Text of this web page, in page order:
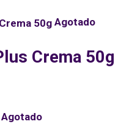
Agotado
Crema 50g
Agotado